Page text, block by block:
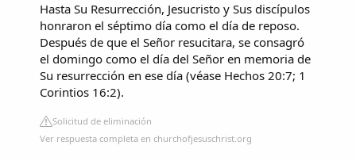
Hasta Su Resurrección, Jesucristo y Sus discípulos
honraron el séptimo día como el día de reposo.
Después de que el Señor resucitara, se consagró
el domingo como el día del Señor en memoria de
Su resurrección en ese día (véase Hechos 20:7; 1
Corintios 16:2).
Solicitud de eliminación
Ver respuesta completa en churchofjesuschrist.org